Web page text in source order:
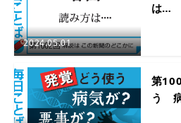
2024.05.01
は…
第
う